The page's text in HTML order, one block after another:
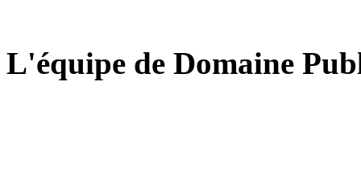
L'équipe de Domaine